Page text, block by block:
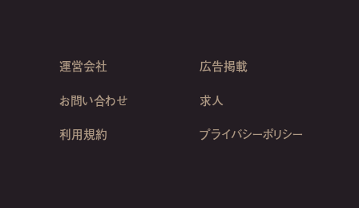
運営会社
広告掲載
お問い合わせ
求人
利用規約 プライバシーポリシー